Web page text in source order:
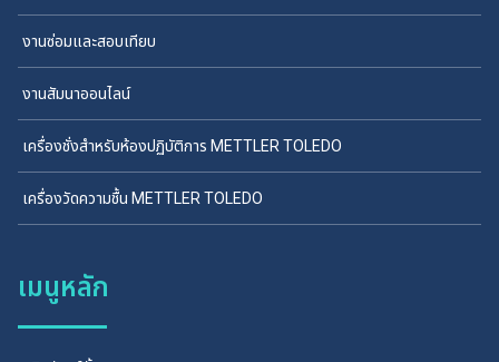
งานซ่อมและสอบเทียบ
งานสัมนาออนไลน์
เครื่องชั่งสำหรับห้องปฏิบัติการ METTLER TOLEDO
เครื่องวัดความชื้น METTLER TOLEDO
เมนูหลัก